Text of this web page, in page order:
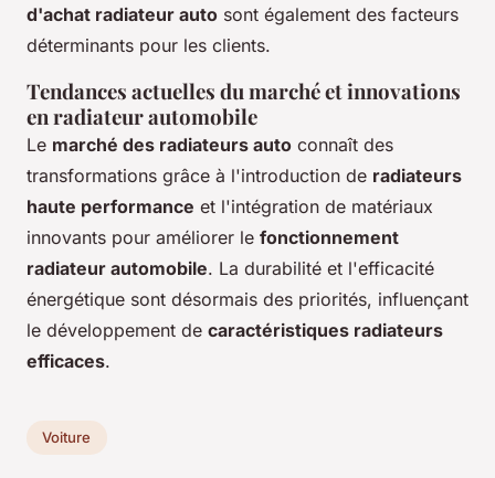
d'achat radiateur auto sont également des facteurs
déterminants pour les clients.
Tendances actuelles du marché et innovations
en radiateur automobile
Le marché des radiateurs auto connaît des
transformations grâce à l'introduction de radiateurs
haute performance et l'intégration de matériaux
innovants pour améliorer le fonctionnement
radiateur automobile. La durabilité et l'efficacité
énergétique sont désormais des priorités, influençant
le développement de caractéristiques radiateurs
efficaces.
Voiture